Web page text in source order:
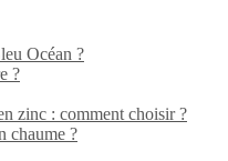
Océan ?
?
zinc : comment choisir ?
chaume ?